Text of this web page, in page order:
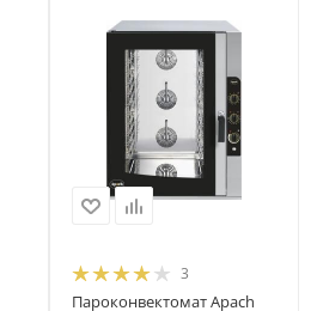
3
Пароконвектомат Apach